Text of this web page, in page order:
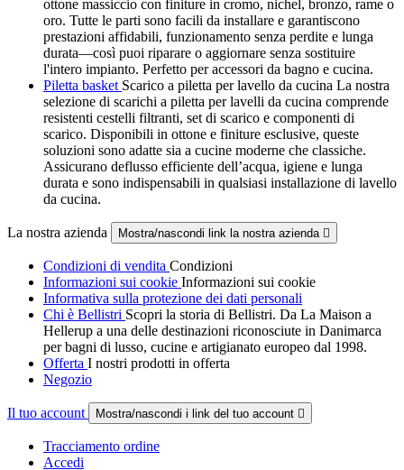
ottone massiccio con finiture in cromo, nichel, bronzo, rame o
oro. Tutte le parti sono facili da installare e garantiscono
prestazioni affidabili, funzionamento senza perdite e lunga
durata—così puoi riparare o aggiornare senza sostituire
l'intero impianto. Perfetto per accessori da bagno e cucina.
Piletta basket Scarico a piletta per lavello da cucina La nostra
selezione di scarichi a piletta per lavelli da cucina comprende
resistenti cestelli filtranti, set di scarico e componenti di
scarico. Disponibili in ottone e finiture esclusive, queste
soluzioni sono adatte sia a cucine moderne che classiche.
Assicurano deflusso efficiente dell’acqua, igiene e lunga
durata e sono indispensabili in qualsiasi installazione di lavello
da cucina.
La nostra azienda Mostra/nascondi link la nostra azienda 
Condizioni di vendita Condizioni
Informazioni sui cookie Informazioni sui cookie
Informativa sulla protezione dei dati personali
Chi è Bellistri Scopri la storia di Bellistri. Da La Maison a
Hellerup a una delle destinazioni riconosciute in Danimarca
per bagni di lusso, cucine e artigianato europeo dal 1998.
Offerta I nostri prodotti in offerta
Negozio
Il tuo account Mostra/nascondi i link del tuo account 
Tracciamento ordine
Accedi